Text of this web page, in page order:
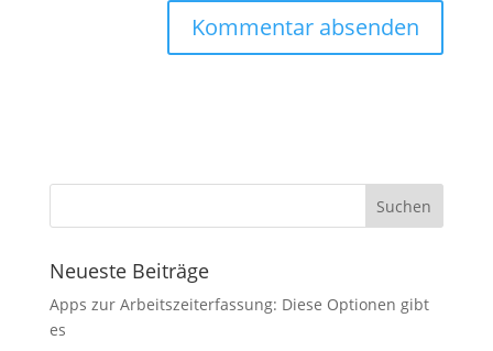
Neueste Beiträge
Apps zur Arbeitszeiterfassung: Diese Optionen gibt
es